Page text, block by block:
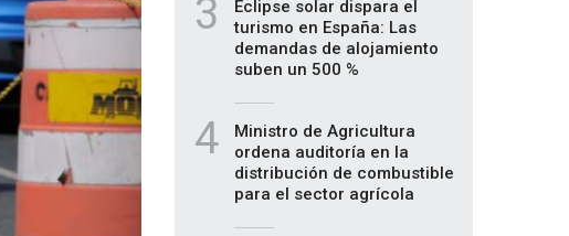
3
Eclipse solar dispara el
turismo en España: Las
demandas de alojamiento
suben un 500 %
4
Ministro de Agricultura
ordena auditoría en la
distribución de combustible
para el sector agrícola